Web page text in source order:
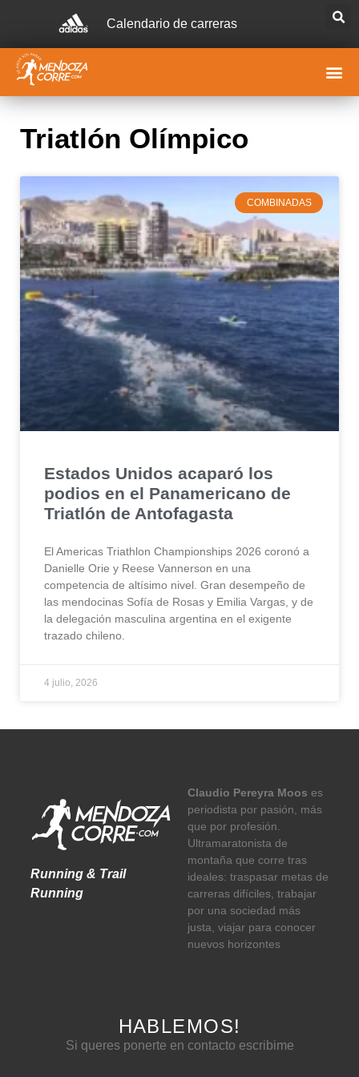
Calendario de carreras
Triatlón Olímpico
COMBINADAS
Estados Unidos acaparó los
podios en el Panamericano de
Triatlón de Antofagasta
El Americas Triathlon Championships 2026 coronó a
Danielle Orie y Reese Vannerson en una
competencia de altísimo nivel. Gran desempeño de
las mendocinas Sofía de Rosas y Emilia Vargas, y de
la delegación masculina argentina en el exigente
trazado chileno.
4 julio, 2026
Running & Trail
Running
Claudio Pereyra Moos es
periodista por pasión, más
que por profesión.
Ultramaratonista de
montaña que corre tras
ideales: traspasar metas de
carreras difíciles, trabajar
por una sociedad más
justa, viajar para conocer
nuevos horizontes
HABLEMOS!
Si queres ponerte en contacto escribime